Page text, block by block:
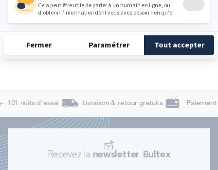
Samedi 09:30 - 12:00 14:00 - 18:30
Dimanche Fermé
101 nuits d'essai Livraison & retour gratuits Paiement
Recevez la newsletter Bultex